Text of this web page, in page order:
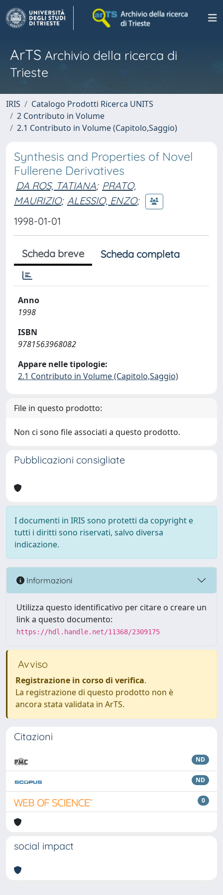
ArTS Archivio della ricerca di
Trieste
IRIS
Catalogo Prodotti Ricerca UNITS
2 Contributo in Volume
2.1 Contributo in Volume (Capitolo,Saggio)
Synthesis and Properties of Novel
Fullerene Derivatives
DA ROS, TATIANA; PRATO,
MAURIZIO; ALESSIO, ENZO;
1998-01-01
Scheda breve Scheda completa
Anno
1998
ISBN
9781563968082
Appare nelle tipologie:
2.1 Contributo in Volume (Capitolo,Saggio)
File in questo prodotto:
Non ci sono file associati a questo prodotto.
Pubblicazioni consigliate
I documenti in IRIS sono protetti da copyright e
tutti i diritti sono riservati, salvo diversa
indicazione.
Informazioni
Utilizza questo identificativo per citare o creare un
link a questo documento:
https://hdl.handle.net/11368/2309175
Avviso
Registrazione in corso di verifica.
La registrazione di questo prodotto non è
ancora stata validata in ArTS.
Citazioni
ND
ND
0
social impact